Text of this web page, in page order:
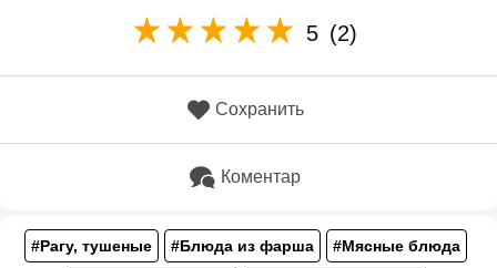
5 (2)
Сохранить
Коментар
#Рагу, тушеные #Блюда из фарша #Мясные блюда